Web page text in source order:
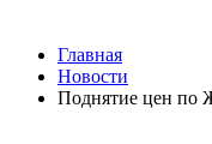
Главная
Новости
Поднятие цен по